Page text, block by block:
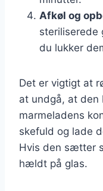
Afkøl og
steriliserede
du lukker
Det er vigtigt at
at undgå, at
marmeladens
skefuld og lade
Hvis den sætter
hældt på glas.